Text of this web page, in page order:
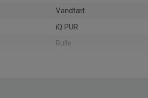
Vandtæt
iQ PUR
Rulle